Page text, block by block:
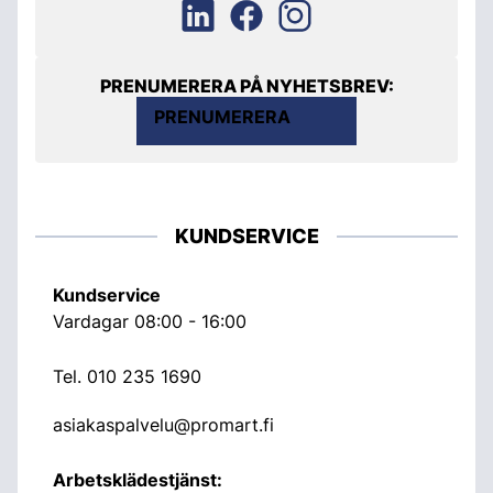
PRENUMERERA PÅ NYHETSBREV:
PRENUMERERA
KUNDSERVICE
Kundservice
Vardagar 08:00 - 16:00
Tel. 010 235 1690
asiakaspalvelu@promart.fi
Arbetsklädestjänst: